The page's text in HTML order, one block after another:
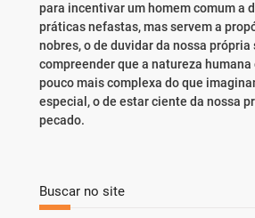
para incentivar um homem comum a
práticas nefastas, mas servem a
nobres, o de duvidar da nossa própria
compreender que a natureza humana
pouco mais complexa do que
especial, o de estar ciente da nossa
pecado.
Buscar no site